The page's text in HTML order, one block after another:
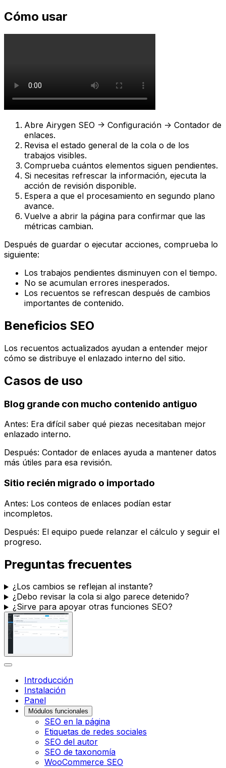
Cómo usar
Abre Airygen SEO -> Configuración -> Contador de
enlaces.
Revisa el estado general de la cola o de los
trabajos visibles.
Comprueba cuántos elementos siguen pendientes.
Si necesitas refrescar la información, ejecuta la
acción de revisión disponible.
Espera a que el procesamiento en segundo plano
avance.
Vuelve a abrir la página para confirmar que las
métricas cambian.
Después de guardar o ejecutar acciones, comprueba lo
siguiente:
Los trabajos pendientes disminuyen con el tiempo.
No se acumulan errores inesperados.
Los recuentos se refrescan después de cambios
importantes de contenido.
Beneficios SEO
Los recuentos actualizados ayudan a entender mejor
cómo se distribuye el enlazado interno del sitio.
Casos de uso
Blog grande con mucho contenido antiguo
Antes: Era difícil saber qué piezas necesitaban mejor
enlazado interno.
Después: Contador de enlaces ayuda a mantener datos
más útiles para esa revisión.
Sitio recién migrado o importado
Antes: Los conteos de enlaces podían estar
incompletos.
Después: El equipo puede relanzar el cálculo y seguir el
progreso.
Preguntas frecuentes
¿Los cambios se reflejan al instante?
¿Debo revisar la cola si algo parece detenido?
¿Sirve para apoyar otras funciones SEO?
Introducción
Instalación
Panel
Módulos funcionales
SEO en la página
Etiquetas de redes sociales
SEO del autor
SEO de taxonomía
WooCommerce SEO